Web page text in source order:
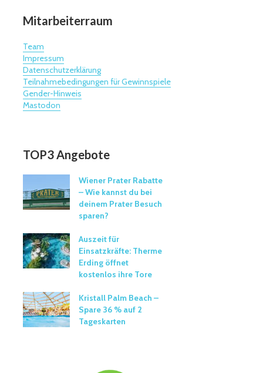
Mitarbeiterraum
Team
Impressum
Datenschutzerklärung
Teilnahmebedingungen für Gewinnspiele
Gender-Hinweis
Mastodon
TOP3 Angebote
Wiener Prater Rabatte
– Wie kannst du bei
deinem Prater Besuch
sparen?
Auszeit für
Einsatzkräfte: Therme
Erding öffnet
kostenlos ihre Tore
Kristall Palm Beach –
Spare 36 % auf 2
Tageskarten